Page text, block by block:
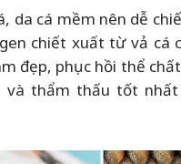
da cá mềm nên dễ
chiết xuất từ vả cá
đẹp, phục hồi thể
và thẩm thấu tốt nhất